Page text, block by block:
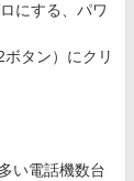
にする、パワ
タン）にクリ
い電話機数台